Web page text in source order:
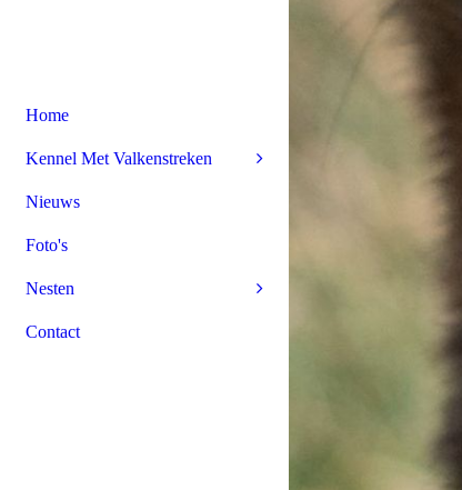
Home
Kennel Met Valkenstreken
Nieuws
Foto's
Nesten
Contact